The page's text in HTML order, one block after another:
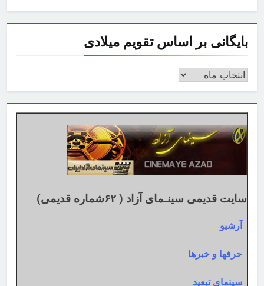
بایگانی بر اساس تقویم میلادی
بایگانی
اساس
تقویم
میلادی
سایت قدیمی سینـمای آزاد ( ۶۲شماره قدیمی)
آرشیو
حرفها و خبرها
سینمای تبعید